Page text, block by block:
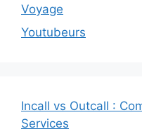
Voyage
Youtubeurs
Incall vs Outcall :
Services